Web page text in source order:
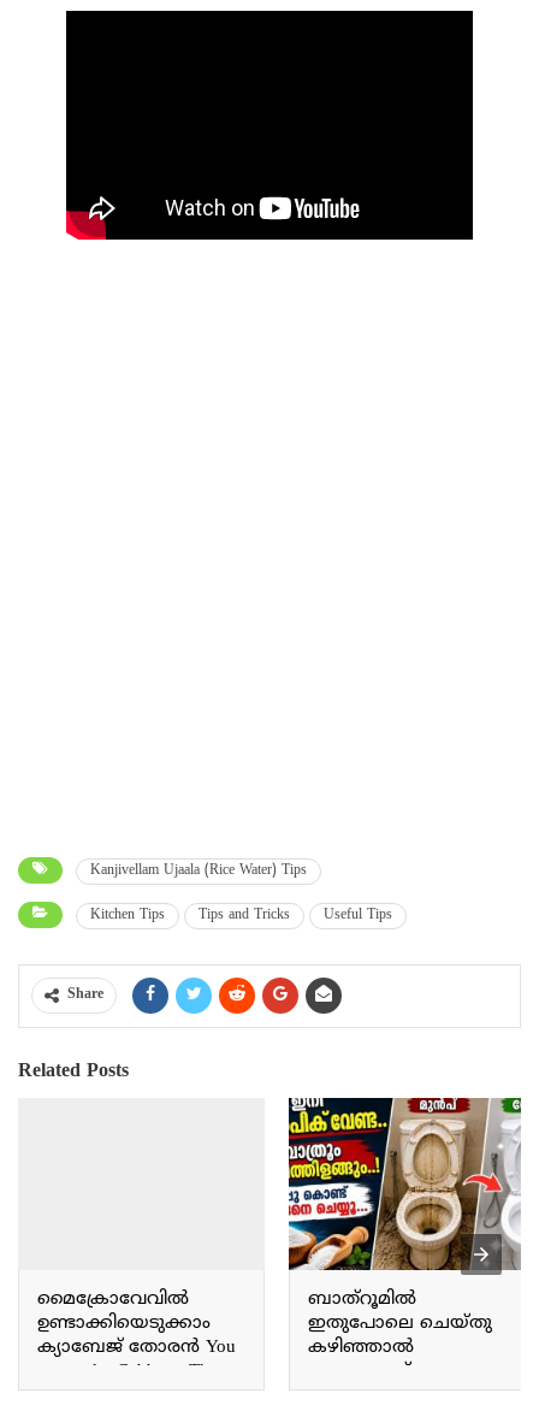
Kanjivellam Ujaala (Rice Water) Tips
Kitchen Tips Tips and Tricks Useful Tips
Share
Related Posts
മൈക്രോവേവിൽ
ഉണ്ടാക്കിയെടുക്കാം
ക്യാബേജ് തോരൻ You
can make Cabbage Thoran
in the microwave.
ബാത്റൂമിൽ
ഇതുപോലെ ചെയ്തു
കഴിഞ്ഞാൽ
ഉപ്പുകൊണ്ട്
ചെറിയൊരു സൂത്രം